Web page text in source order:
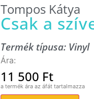
Tompos Kátya
Csak a
Termék típusa: Vinyl
11 500 Ft